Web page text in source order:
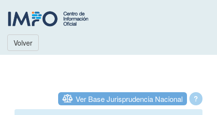
Volver
?
Ver Base Jurisprudencia Nacional